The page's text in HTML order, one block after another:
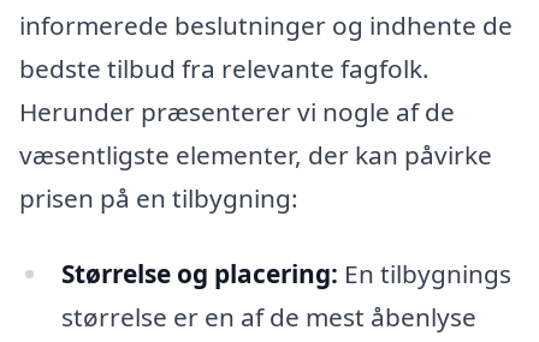
informerede beslutninger og indhente de
bedste tilbud fra relevante fagfolk.
Herunder præsenterer vi nogle af de
væsentligste elementer, der kan påvirke
prisen på en tilbygning:
Størrelse og placering: En tilbygnings
størrelse er en af de mest åbenlyse